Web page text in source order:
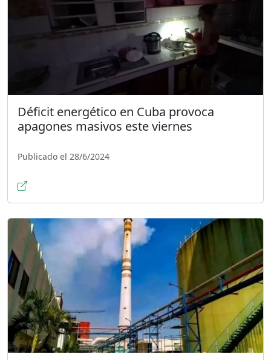
Déficit energético en Cuba provoca
apagones masivos este viernes
Publicado el 28/6/2024